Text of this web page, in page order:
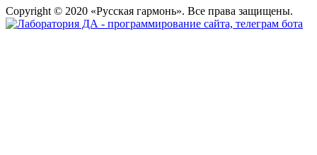
Copyright © 2020 «Русская гармонь». Все права защищены.